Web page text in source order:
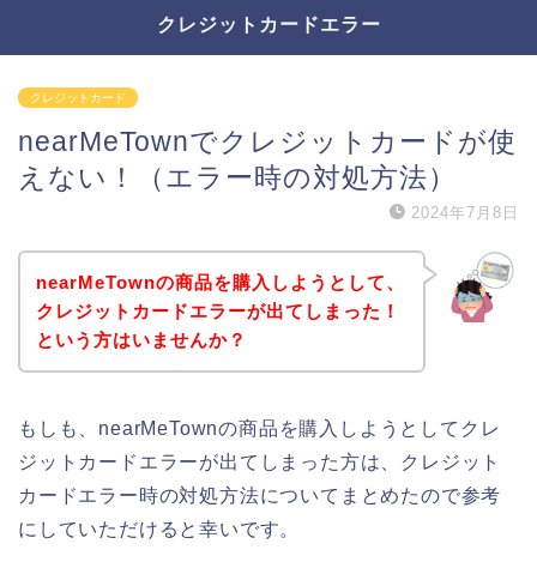
クレジットカードエラー
クレジットカード
nearMeTownでクレジットカードが使
えない！（エラー時の対処方法）
2024年7月8日
nearMeTownの商品を購入しようとして、
クレジットカードエラーが出てしまった！
という方はいませんか？
もしも、nearMeTownの商品を購入しようとしてクレ
ジットカードエラーが出てしまった方は、クレジット
カードエラー時の対処方法についてまとめたので参考
にしていただけると幸いです。